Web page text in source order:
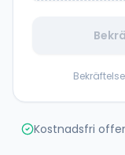
Kostnadsfri